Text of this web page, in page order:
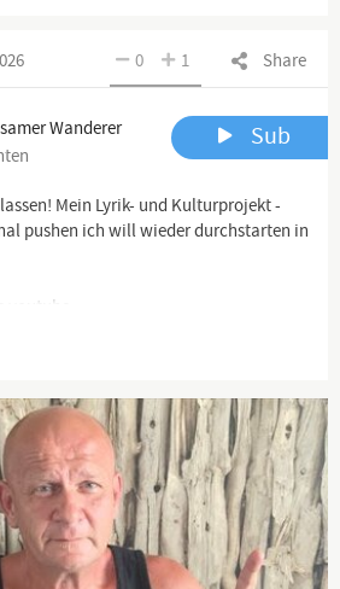
Share
0 1
Wanderer
Sub
Mein Lyrik- und Kulturprojekt -
pushen ich will wieder durchstarten in
channel/UCqaifRi1ojre...
bitte auch gleich!
@BissigundBoeseDanke!!!
Arbeit per paypal unterstützen
sehr. Spendenadresse: